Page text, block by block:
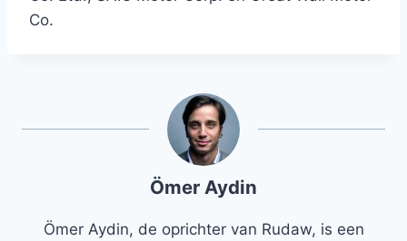
Co.
Ömer Aydin
Ömer Aydin, de oprichter van Rudaw, is een